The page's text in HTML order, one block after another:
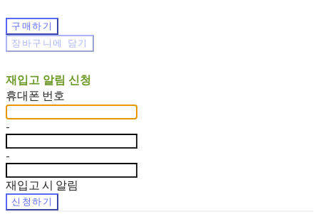
구매하기
장바구니에 담기
재입고 알림 신청
휴대폰 번호
-
-
재입고 시 알림
신청하기